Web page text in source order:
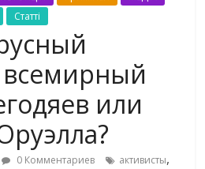
Статті
всемирный
или
0 Комментариев активисты,